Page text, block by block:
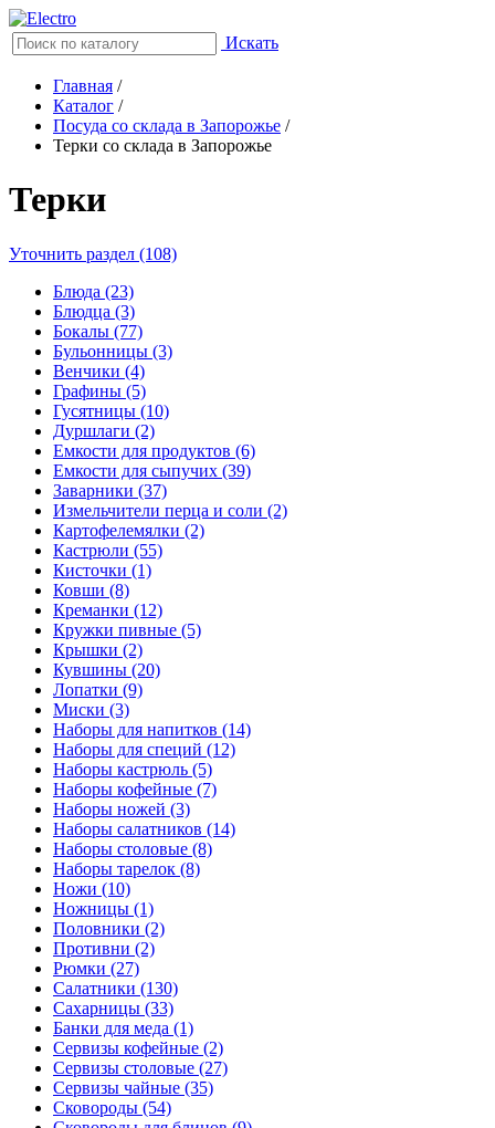
Искать
Главная /
Каталог /
Посуда со склада в Запорожье /
Терки со склада в Запорожье
Терки
Уточнить раздел (108)
Блюда (23)
Блюдца (3)
Бокалы (77)
Бульонницы (3)
Венчики (4)
Графины (5)
Гусятницы (10)
Дуршлаги (2)
Емкости для продуктов (6)
Емкости для сыпучих (39)
Заварники (37)
Измельчители перца и соли (2)
Картофелемялки (2)
Кастрюли (55)
Кисточки (1)
Ковши (8)
Креманки (12)
Кружки пивные (5)
Крышки (2)
Кувшины (20)
Лопатки (9)
Миски (3)
Наборы для напитков (14)
Наборы для специй (12)
Наборы кастрюль (5)
Наборы кофейные (7)
Наборы ножей (3)
Наборы салатников (14)
Наборы столовые (8)
Наборы тарелок (8)
Ножи (10)
Ножницы (1)
Половники (2)
Противни (2)
Рюмки (27)
Салатники (130)
Сахарницы (33)
Банки для меда (1)
Сервизы кофейные (2)
Сервизы столовые (27)
Сервизы чайные (35)
Сковороды (54)